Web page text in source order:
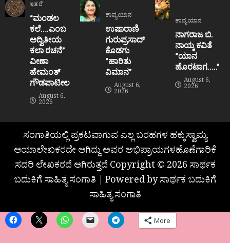
ಇತರೆ
“ಮಂಡಲ
ಕಲೆ….ಎಂಬ
ಅದ್ವಿತೀಯ
ಕಲಾ ರಚನೆ”‌
ವೀಣಾ
ಹೇಮಂತ್‌
ಗೌಡಪಾಟೀಲ
August 6,
2026
ಕಾವ್ಯಯಾನ
ಉಷಾರಾಣಿ
ಗುರುಪ್ರಸಾದ್
ಕೊಡಗು
“ಹಾರಿತು
ವಿಮಾನ”
August 6,
2026
ಕಾವ್ಯಯಾನ
ನಾಗರಾಜ ಬಿ.
ನಾಯ್ಕ ಕವಿತೆ
“ಯಾನ
ಹೊರಟಾಗ…..”
August 6,
2026
ಸಂಗಾತಿಯಲ್ಲಿ ಪ್ರಕಟವಾಗುವ ಎಲ್ಲ ಬರಹಗಳ ಹಕ್ಕುಸ್ವಾಮ್ಯ
ಆಯಾಲೇಖಕರದೇ ಆಗಿದ್ದು ಅವರ ಅಭಿಪ್ರಾಯಗಳಹೊಣೆಗಾರಿಕೆ
ಸದರಿ ಲೇಖಕರದೆ ಆಗಿರುತ್ತದೆ Copyright © 2026 ಸಾರ್ಥಕ
ಬದುಕಿಗೆ ಸಾಹಿತ್ಯ ಸಂಗಾತಿ | Powered by ಸಾರ್ಥಕ ಬದುಕಿಗೆ
ಸಾಹಿತ್ಯ ಸಂಗಾತಿ
More